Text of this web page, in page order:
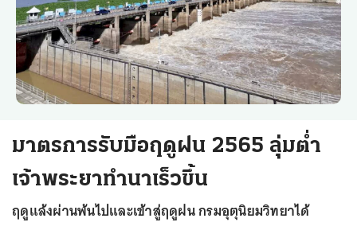
มาตรการรับมือฤดูฝน 2565 ลุ่มต่ำ
เจ้าพระยาทำนาเร็วขึ้น
ฤดูแล้งผ่านพ้นไปและเข้าสู่ฤดูฝน กรมอุตุนิยมวิทยาได้